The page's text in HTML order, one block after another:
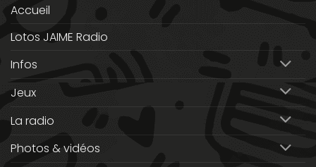
Accueil
Lotos JAIME Radio
Infos
Jeux
La radio
Photos & vidéos